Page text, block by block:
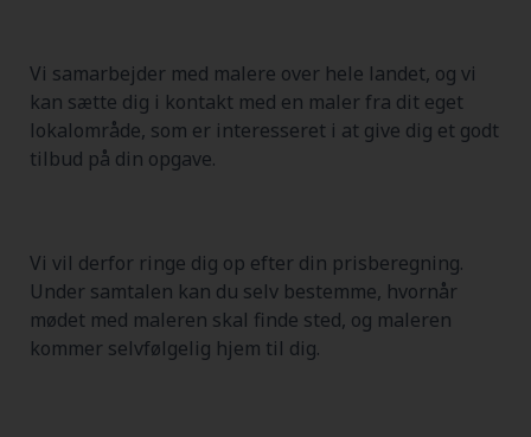
Vi samarbejder med malere over hele landet, og vi
kan sætte dig i kontakt med en maler fra dit eget
lokalområde, som er interesseret i at give dig et godt
tilbud på din opgave.
Vi vil derfor ringe dig op efter din prisberegning.
Under samtalen kan du selv bestemme, hvornår
mødet med maleren skal finde sted, og maleren
kommer selvfølgelig hjem til dig.